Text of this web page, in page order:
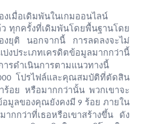
งเมื่อเดิมพันในเกมออนไลน์
ทุกครั้งที่เดิมพันโดยพื้นฐานโดย
งยุติ นอกจากนี้
การลดลงจะไม่
งประเภทเครดิตข้อมูลมากกว่านี้
ารดำเนินการตามแนวทางนี้
โปรไฟล์และคุณสมบัติที่ตัดสิน
ร้อย หรือมากกว่านั้น พวกเขาจะ
อมูลของคุณยังคงมี 9 ร้อย ภายใน
กกว่าที่เธอหรือเขาสร้างขึ้น
ดัง